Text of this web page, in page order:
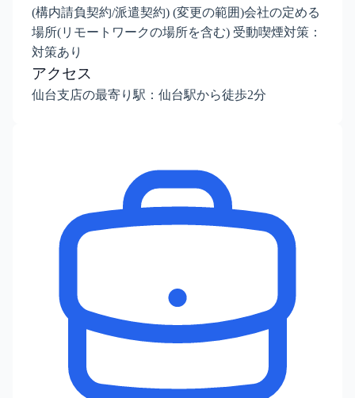
(構内請負契約/派遣契約) (変更の範囲)会社の定める
場所(リモートワークの場所を含む) 受動喫煙対策：
対策あり
アクセス
仙台支店の最寄り駅：仙台駅から徒歩2分